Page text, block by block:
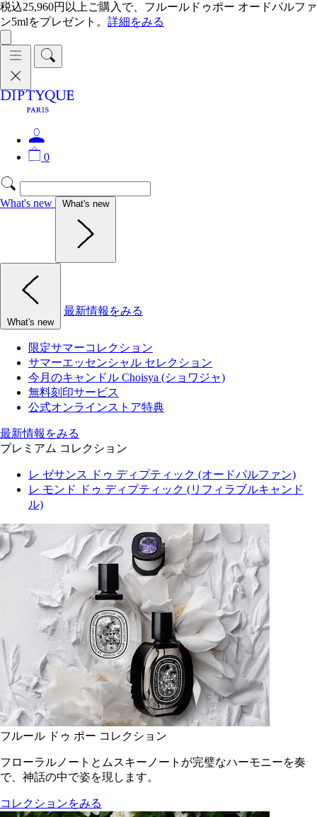
税込25,960円以上ご購入で、フルールドゥポー オードパルファ
ン5mlをプレゼント。 詳細をみる
0
What's new What's new
What's new
最新情報をみる
限定サマーコレクション
サマーエッセンシャル セレクション
今月のキャンドル Choisya (ショワジャ)
無料刻印サービス
公式オンラインストア特典
最新情報をみる
プレミアム コレクション
レ ゼサンス ドゥ ディプティック (オードパルファン)
レ モンド ドゥ ディプティック (リフィラブルキャンド
ル)
フルール ドゥ ポー コレクション
フローラルノートとムスキーノートが完璧なハーモニーを奏
で、神話の中で姿を現します。
コレクションをみる